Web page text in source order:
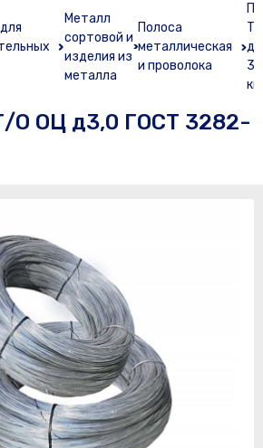
Металл
сортовой и
изделия из
металла
Полоса
металлическая
и проволока
Т/
кг.
О ОЦ д3,0 ГОСТ 3282-